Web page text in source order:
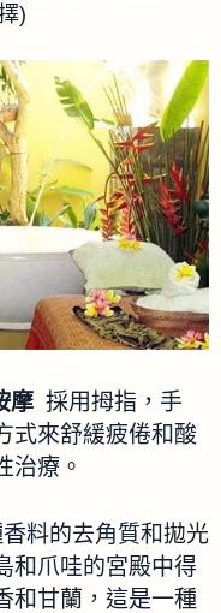
)
摩 採用拇指，手
式來舒緩疲倦和酸
治療。
料的去角質和拋光
和爪哇的宮殿中得
和甘蘭，這是一種